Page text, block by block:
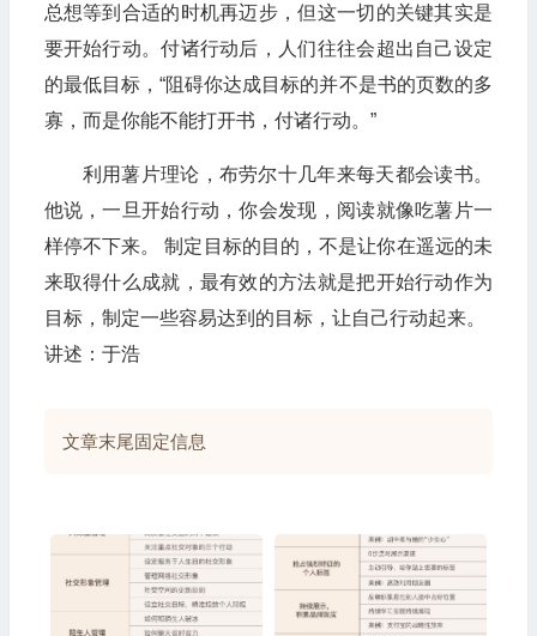
总想等到合适的时机再迈步，但这一切的关键其实是
要开始行动。付诸行动后，人们往往会超出自己设定
的最低目标，“阻碍你达成目标的并不是书的页数的多
寡，而是你能不能打开书，付诸行动。”
利用薯片理论，布劳尔十几年来每天都会读书。
他说，一旦开始行动，你会发现，阅读就像吃薯片一
样停不下来。 制定目标的目的，不是让你在遥远的未
来取得什么成就，最有效的方法就是把开始行动作为
目标，制定一些容易达到的目标，让自己行动起来。
讲述：于浩
文章末尾固定信息